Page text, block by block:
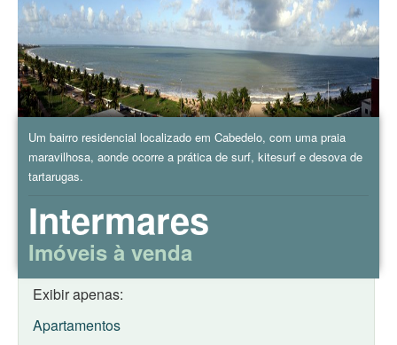
Um bairro residencial localizado em Cabedelo, com uma praia
maravilhosa, aonde ocorre a prática de surf, kitesurf e desova de
tartarugas.
Intermares
Imóveis à venda
Exibir apenas:
Apartamentos